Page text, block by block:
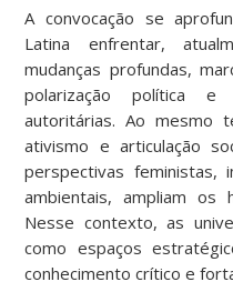
A convocação se
Latina enfrentar,
mudanças profundas,
polarização política e
autoritárias. Ao mesmo
ativismo e articulação
perspectivas feministas,
ambientais, ampliam os
Nesse contexto, as
como espaços
conhecimento crítico e